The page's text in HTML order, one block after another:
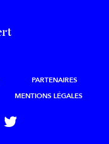
PARTENAIRES
MENTIONS LÉGALES